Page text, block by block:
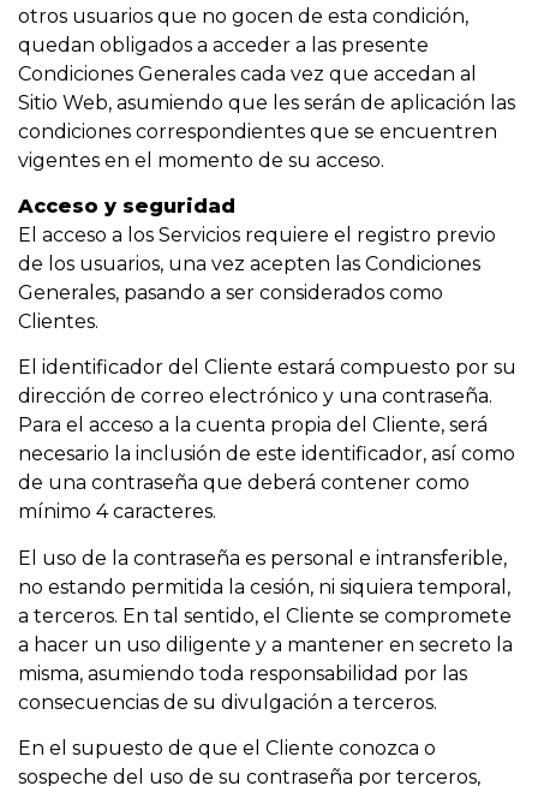
otros usuarios que no gocen de esta condición,
quedan obligados a acceder a las presente
Condiciones Generales cada vez que accedan al
Sitio Web, asumiendo que les serán de aplicación las
condiciones correspondientes que se encuentren
vigentes en el momento de su acceso.
Acceso y seguridad
El acceso a los Servicios requiere el registro previo
de los usuarios, una vez acepten las Condiciones
Generales, pasando a ser considerados como
Clientes.
El identificador del Cliente estará compuesto por su
dirección de correo electrónico y una contraseña.
Para el acceso a la cuenta propia del Cliente, será
necesario la inclusión de este identificador, así como
de una contraseña que deberá contener como
mínimo 4 caracteres.
El uso de la contraseña es personal e intransferible,
no estando permitida la cesión, ni siquiera temporal,
a terceros. En tal sentido, el Cliente se compromete
a hacer un uso diligente y a mantener en secreto la
misma, asumiendo toda responsabilidad por las
consecuencias de su divulgación a terceros.
En el supuesto de que el Cliente conozca o
sospeche del uso de su contraseña por terceros,